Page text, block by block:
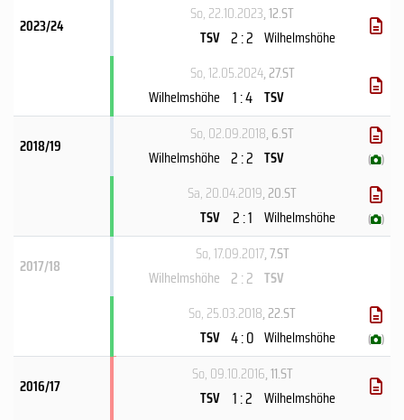
2023/24
So, 22.10.2023, 12.ST
TSV 2 : 2 Wilhelmshöhe
So, 12.05.2024, 27.ST
Wilhelmshöhe 1 : 4 TSV
2018/19
So, 02.09.2018, 6.ST
Wilhelmshöhe 2 : 2 TSV ( )
Sa, 20.04.2019, 20.ST
TSV 2 : 1 Wilhelmshöhe ( )
2017/18
So, 17.09.2017, 7.ST
Wilhelmshöhe 2 : 2 TSV
So, 25.03.2018, 22.ST
TSV 4 : 0 Wilhelmshöhe ( )
2016/17
So, 09.10.2016, 11.ST
TSV 1 : 2 Wilhelmshöhe